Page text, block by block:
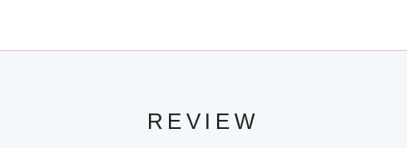
REVIEW